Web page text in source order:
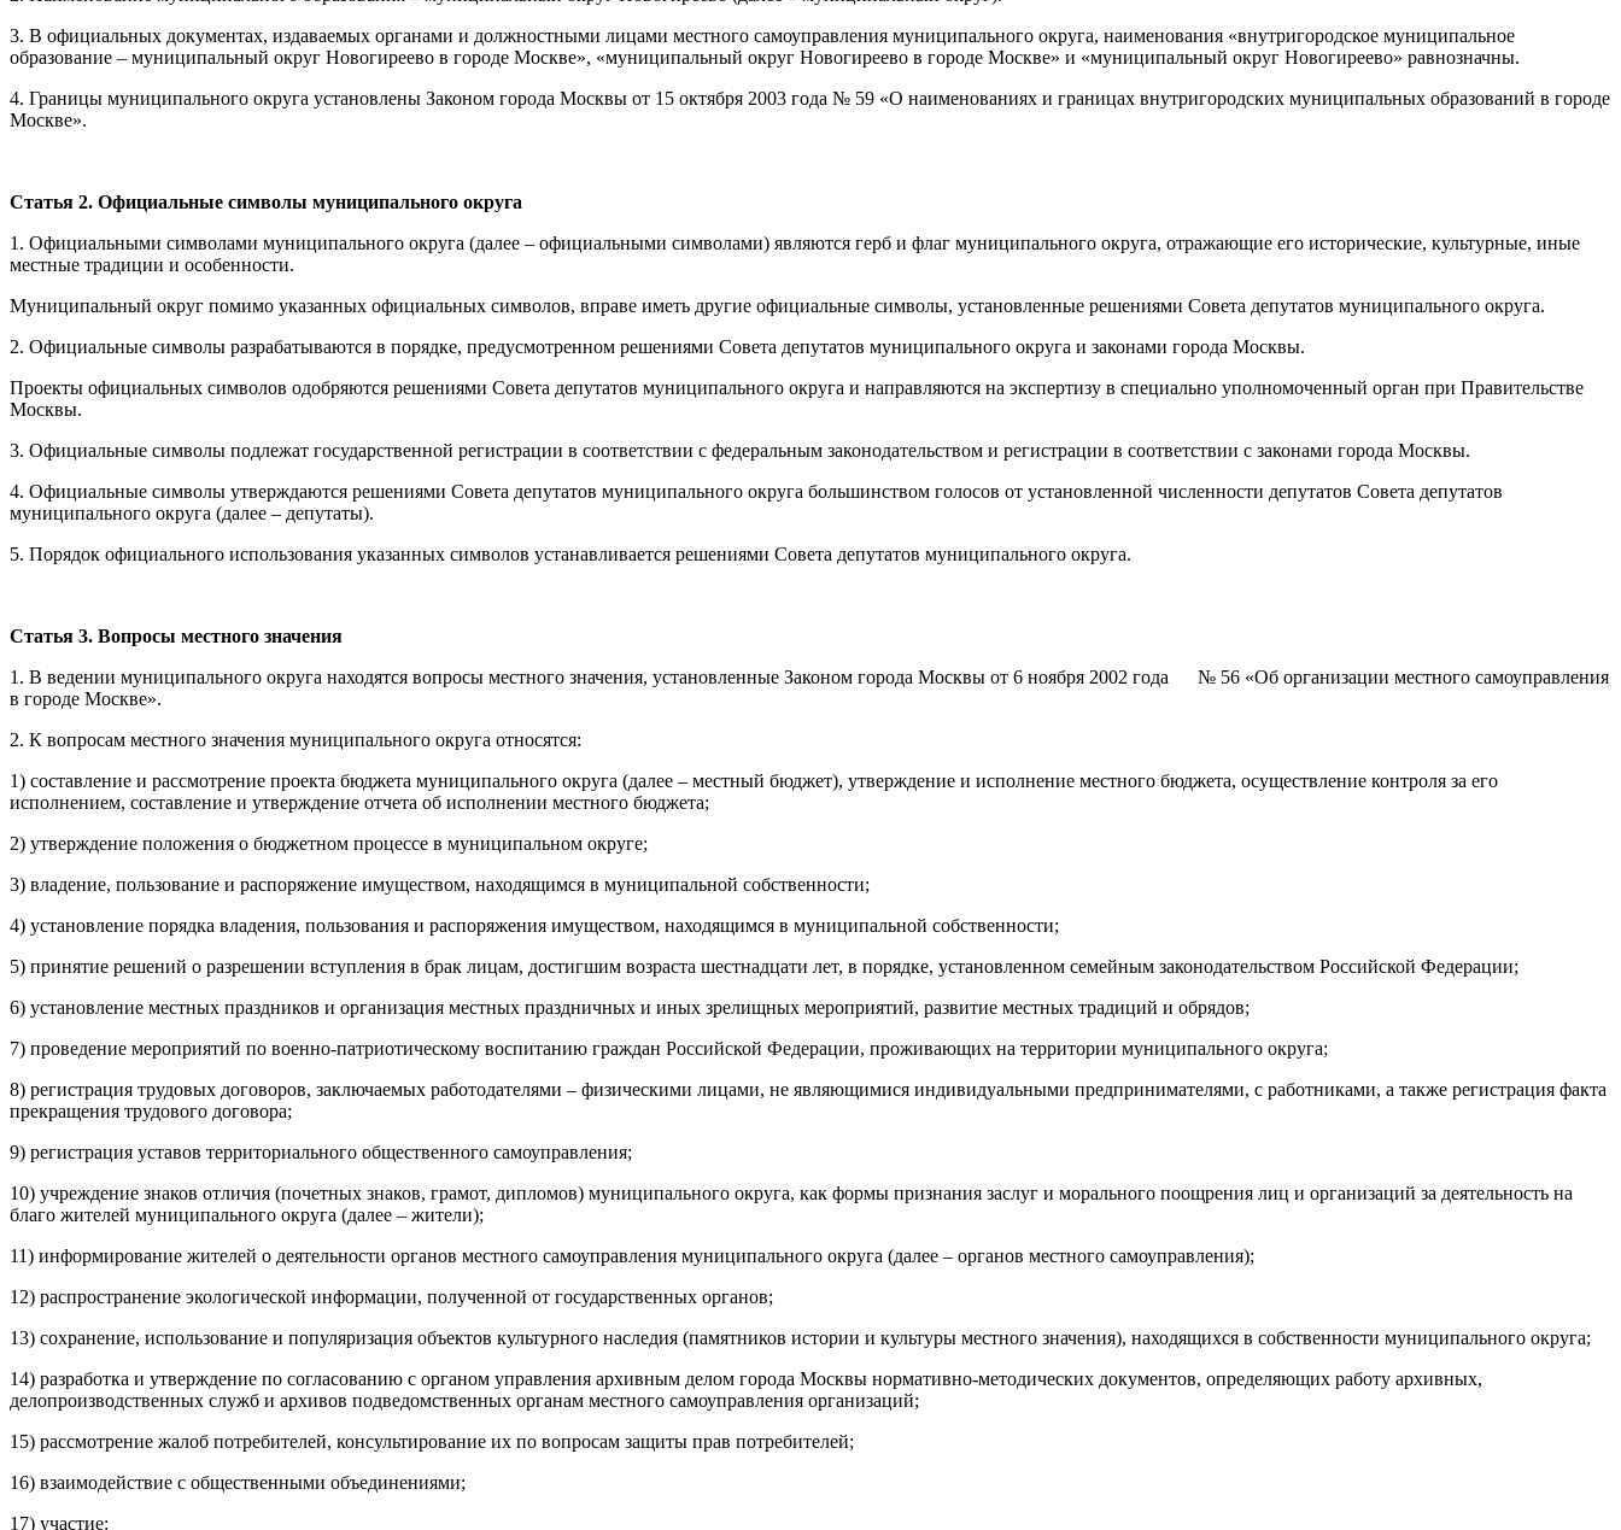
3. В официальных документах, издаваемых органами и должностными лицами местного самоуправления муниципального округа, наименования «внутригородское муниципальное
образование – муниципальный округ Новогиреево в городе Москве», «муниципальный округ Новогиреево в городе Москве» и «муниципальный округ Новогиреево» равнозначны.
4. Границы муниципального округа установлены Законом города Москвы от 15 октября 2003 года № 59 «О наименованиях и границах внутригородских муниципальных образований в городе
Москве».
Статья 2. Официальные символы муниципального округа
1. Официальными символами муниципального округа (далее – официальными символами) являются герб и флаг муниципального округа, отражающие его исторические, культурные, иные
местные традиции и особенности.
Муниципальный округ помимо указанных официальных символов, вправе иметь другие официальные символы, установленные решениями Совета депутатов муниципального округа.
2. Официальные символы разрабатываются в порядке, предусмотренном решениями Совета депутатов муниципального округа и законами города Москвы.
Проекты официальных символов одобряются решениями Совета депутатов муниципального округа и направляются на экспертизу в специально уполномоченный орган при Правительстве
Москвы.
3. Официальные символы подлежат государственной регистрации в соответствии с федеральным законодательством и регистрации в соответствии с законами города Москвы.
4. Официальные символы утверждаются решениями Совета депутатов муниципального округа большинством голосов от установленной численности депутатов Совета депутатов
муниципального округа (далее – депутаты).
5. Порядок официального использования указанных символов устанавливается решениями Совета депутатов муниципального округа.
Статья 3. Вопросы местного значения
1. В ведении муниципального округа находятся вопросы местного значения, установленные Законом города Москвы от 6 ноября 2002 года № 56 «Об организации местного самоуправления
в городе Москве».
2. К вопросам местного значения муниципального округа относятся:
1) составление и рассмотрение проекта бюджета муниципального округа (далее – местный бюджет), утверждение и исполнение местного бюджета, осуществление контроля за его
исполнением, составление и утверждение отчета об исполнении местного бюджета;
2) утверждение положения о бюджетном процессе в муниципальном округе;
3) владение, пользование и распоряжение имуществом, находящимся в муниципальной собственности;
4) установление порядка владения, пользования и распоряжения имуществом, находящимся в муниципальной собственности;
5) принятие решений о разрешении вступления в брак лицам, достигшим возраста шестнадцати лет, в порядке, установленном семейным законодательством Российской Федерации;
6) установление местных праздников и организация местных праздничных и иных зрелищных мероприятий, развитие местных традиций и обрядов;
7) проведение мероприятий по военно-патриотическому воспитанию граждан Российской Федерации, проживающих на территории муниципального округа;
8) регистрация трудовых договоров, заключаемых работодателями – физическими лицами, не являющимися индивидуальными предпринимателями, с работниками, а также регистрация факта
прекращения трудового договора;
9) регистрация уставов территориального общественного самоуправления;
10) учреждение знаков отличия (почетных знаков, грамот, дипломов) муниципального округа, как формы признания заслуг и морального поощрения лиц и организаций за деятельность на
благо жителей муниципального округа (далее – жители);
11) информирование жителей о деятельности органов местного самоуправления муниципального округа (далее – органов местного самоуправления);
12) распространение экологической информации, полученной от государственных органов;
13) сохранение, использование и популяризация объектов культурного наследия (памятников истории и культуры местного значения), находящихся в собственности муниципального округа;
14) разработка и утверждение по согласованию с органом управления архивным делом города Москвы нормативно-методических документов, определяющих работу архивных,
делопроизводственных служб и архивов подведомственных органам местного самоуправления организаций;
15) рассмотрение жалоб потребителей, консультирование их по вопросам защиты прав потребителей;
16) взаимодействие с общественными объединениями;
17) участие: